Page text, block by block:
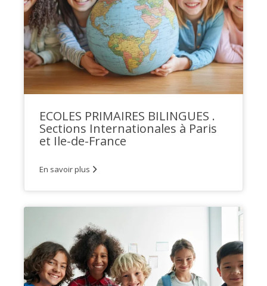
ECOLES PRIMAIRES BILINGUES .
Sections Internationales à Paris
et Ile-de-France
En savoir plus